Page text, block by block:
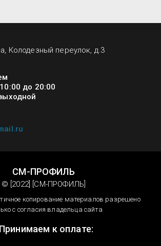
Колодезный переулок, д.3
до 20:00
СМ-ПРОФИЛЬ
© [2022] [СМ-ПРОФИЛЬ]
копирование материалов разрешено
с согласия владельца сайта
Принимаем к оплате: